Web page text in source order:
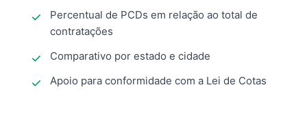
Percentual de PCDs em relação ao total de
contratações
Comparativo por estado e cidade
Apoio para conformidade com a Lei de Cotas